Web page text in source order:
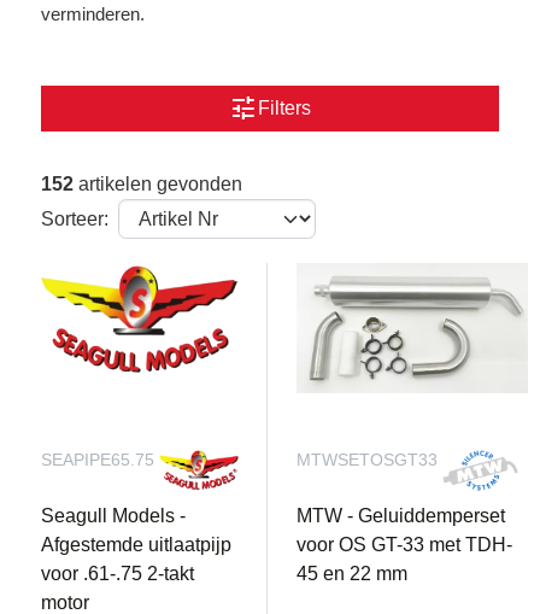
verminderen.
tune Filters
152 artikelen gevonden
Sorteer:
SEAPIPE65.75
Seagull Models -
Afgestemde uitlaatpijp
voor .61-.75 2-takt
motor
MTWSETOSGT33
MTW - Geluiddemperset
voor OS GT-33 met TDH-
45 en 22 mm